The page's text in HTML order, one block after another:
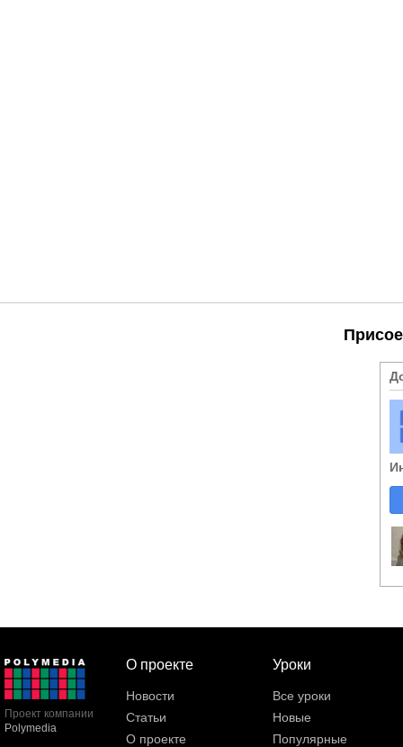
Проект компании
Polymedia
О проекте
Новости
Статьи
О проекте
Уроки
Все уроки
Новые
Популярные